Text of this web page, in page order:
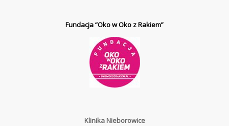
Fundacja “Oko w Oko z Rakiem”
Klinika Nieborowice